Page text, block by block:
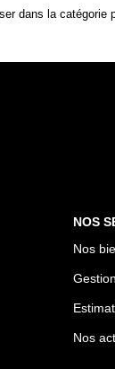
dans la
NOS
Nos
Gestion
Nos